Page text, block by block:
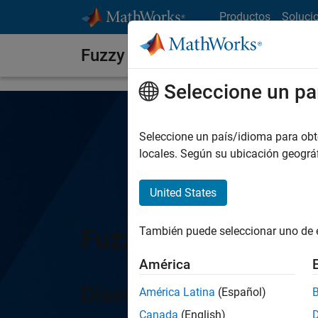
Productos
Fuzzy Logic Toolbox
Fuzzy Logic Toolbox
Diseñe y simule
Seleccione un
Seleccione un país/idioma para
locales. Según su ubicación
United States
También puede seleccionar uno
América
América Latina (Español)
Canada (English)